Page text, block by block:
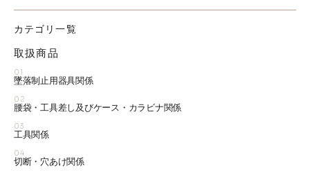
カテゴリ一覧
取扱商品
01
墜落制止用器具関係
02
腰袋・工具差し及びケース・カラビナ関係
03
工具関係
04
切断・穴あけ関係